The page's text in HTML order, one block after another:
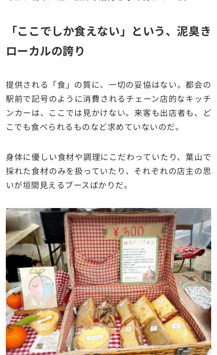
「ここでしか食えない」という、泥臭き
ローカルの誇り
提供される「食」の質に、一切の妥協はない。都会の
駅前で記号のように消費されるチェーン店的なキッチ
ンカーは、ここでは見かけない。来客も出店者も、ど
こでも食べられるものなど求めていないのだ。
身体に優しい食材や調理にこだわっていたり、葉山で
採れた食材のみを扱っていたり、それぞれの店主の思
いが垣間見えるブースばかりだ。